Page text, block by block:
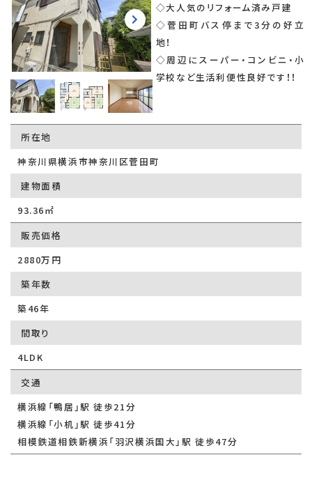
◇大人気のリフォーム済み戸建
◇菅田町バス停まで3分の好立
地！
◇周辺にスーパー・コンビニ・小
学校など生活利便性良好です！！
所在地
神奈川県横浜市神奈川区菅田町
建物面積
93.36㎡
販売価格
2880万円
築年数
築46年
間取り
4LDK
交通
横浜線「鴨居」駅 徒歩21分
横浜線「小机」駅 徒歩41分
相模鉄道相鉄新横浜「羽沢横浜国大」駅 徒歩47分